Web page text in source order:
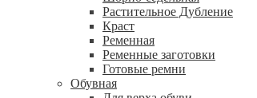
Растительное Дубление
Краст
Ременная
Ременные заготовки
Готовые ремни
Обувная